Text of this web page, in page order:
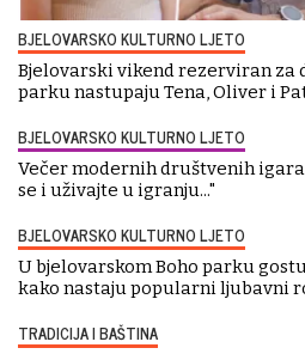
BJELOVARSKO KULTURNO LJETO
Bjelovarski vikend rezerviran za
parku nastupaju Tena, Oliver i
BJELOVARSKO KULTURNO LJETO
Večer modernih društvenih
se i uživajte u igranju..."
BJELOVARSKO KULTURNO LJETO
U bjelovarskom Boho parku
kako nastaju popularni ljubavni
TRADICIJA I BAŠTINA